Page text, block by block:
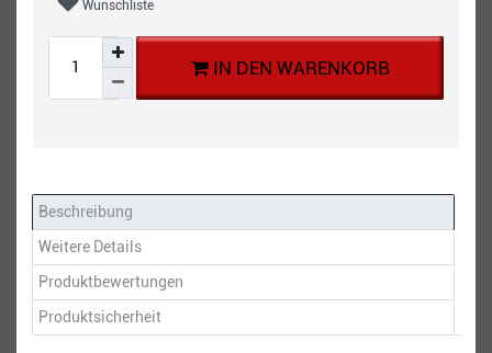
Wunschliste
IN DEN WARENKORB
Beschreibung
Weitere Details
Produktbewertungen
Produktsicherheit